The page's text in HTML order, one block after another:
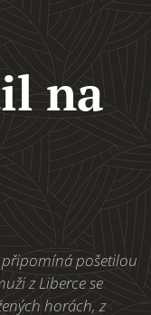
na
připomíná pošetilou
z Liberce se
horách, z